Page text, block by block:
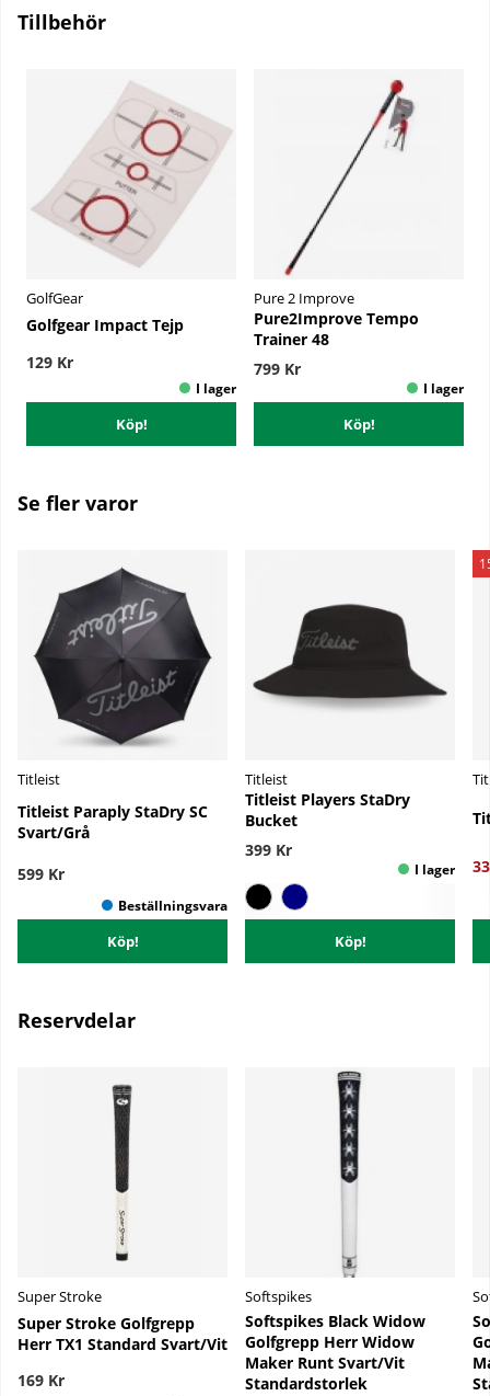
Tillbehör
GolfGear
Golfgear Impact Tejp
129 Kr
Köp!
Pure 2 Improve
Pure2Improve Tempo
Trainer 48
799 Kr
Köp!
Se fler varor
Titleist
Titleist Paraply StaDry SC
Svart/Grå
599 Kr
Köp!
Titleist
Titleist Players StaDry
Bucket
399 Kr
Köp!
Reservdelar
Super Stroke
Super Stroke Golfgrepp
Herr TX1 Standard Svart/Vit
169 Kr
Softspikes
Softspikes Black Widow
Golfgrepp Herr Widow
Maker Runt Svart/Vit
Standardstorlek